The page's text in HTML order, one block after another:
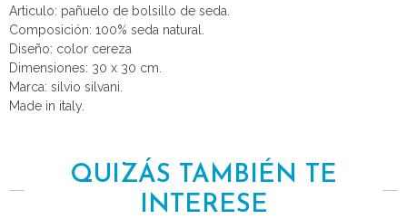
Articulo: pañuelo de bolsillo de seda.
Composición: 100% seda natural.
Diseño: color cereza
Dimensiones: 30 x 30 cm.
Marca: silvio silvani.
Made in italy.
QUIZÁS TAMBIÉN TE
INTERESE